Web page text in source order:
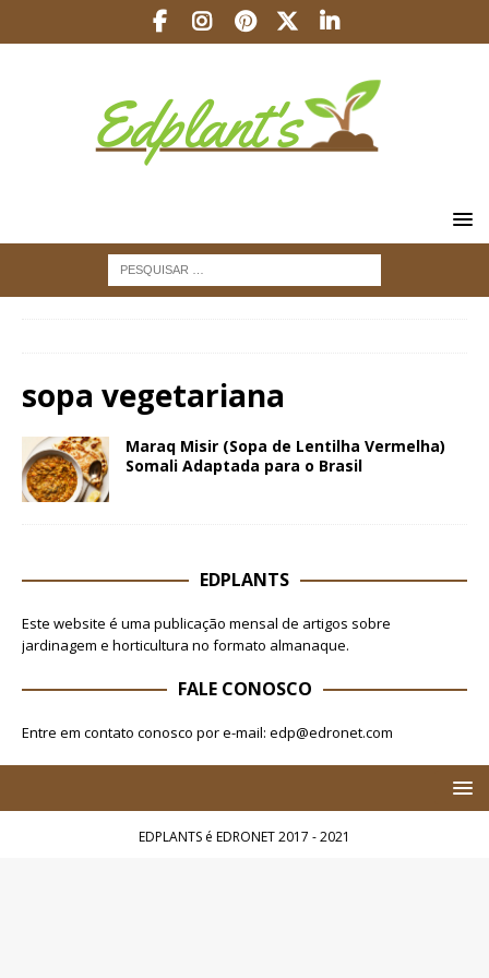
sopa vegetariana
Maraq Misir (Sopa de Lentilha Vermelha)
Somali Adaptada para o Brasil
EDPLANTS
Este website é uma publicação mensal de artigos sobre
jardinagem e horticultura no formato almanaque.
FALE CONOSCO
Entre em contato conosco por e-mail: edp@edronet.com
EDPLANTS é EDRONET 2017 - 2021